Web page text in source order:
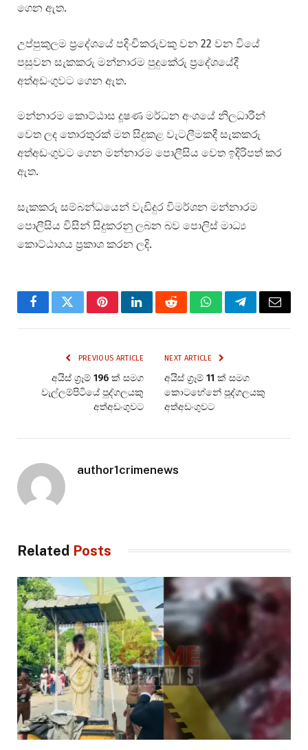
ගෙන ඇත.
උප්පුකුලම ප්‍රදේශයේ පදිංචිකරුවකු වන 22 වන වියේ
පසුවන සැකකරු මන්නාරම පුදුකේරු ප්‍රදේශයේදී
අත්අඩංගුවට ගෙන ඇත.
මන්නාරම කොට්ඨාස දූෂණ මර්ධන අංශයේ නිලධාරීන්
වෙත ලද තොරතුරක් මත සිදුකළ වැටලීමකදී සැකකරු
අත්අඩංගුවට ගෙන මන්නාරම පොලීසිය වෙත ඉදිරිපත් කර
ඇත.
සැකකරු සම්බන්ධයෙන් වැඩිදුර විමර්ශන මන්නාරම
පොලීසිය විසින් සිදුකරනු ලබන බව පොලිස් මාධ්‍ය
කොට්ඨාශය ප්‍රකාශ කරන ලදි.
FacebookTwitterPinterestLinkedInRedditWhatsAppTelegramEmail
PREVIOUS ARTICLE
අයිස් ග්‍රෑම් 196 ක් සමග
වැල්ලම්පිටියේ පුද්ගලයකු
අත්අඩංගුවට
NEXT ARTICLE
අයිස් ග්‍රෑම් 11 ක් සමග
කොටහේනේ පුද්ගලයකු
අත්අඩංගුවට
author1crimenews
Related Posts